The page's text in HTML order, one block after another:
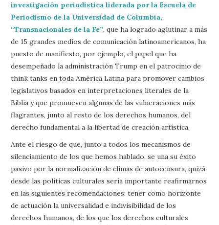
investigación periodística liderada por la Escuela de
Periodismo de la Universidad de Columbia,
“Transnacionales de la Fe”, que ha logrado aglutinar a más
de 15 grandes medios de comunicación latinoamericanos, ha
puesto de manifiesto, por ejemplo, el papel que ha
desempeñado la administración Trump en el patrocinio de
think tanks en toda América Latina para promover cambios
legislativos basados en interpretaciones literales de la
Biblia y que promueven algunas de las vulneraciones más
flagrantes, junto al resto de los derechos humanos, del
derecho fundamental a la libertad de creación artística.
Ante el riesgo de que, junto a todos los mecanismos de
silenciamiento de los que hemos hablado, se una su éxito
pasivo por la normalización de climas de autocensura, quizá
desde las políticas culturales sería importante reafirmarnos
en las siguientes recomendaciones: tener como horizonte
de actuación la universalidad e indivisibilidad de los
derechos humanos, de los que los derechos culturales